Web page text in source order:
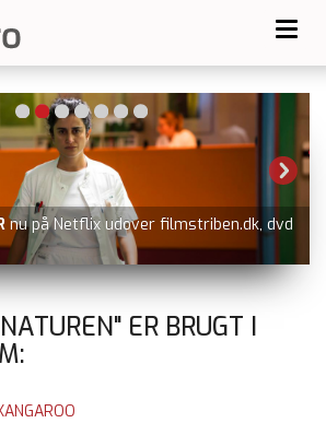
nu på Netflix udover filmstriben.dk, dvd
ER BRUGT I